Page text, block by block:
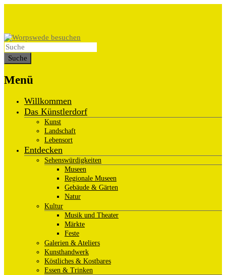
Menü
Willkommen
Das Künstlerdorf
Kunst
Landschaft
Lebensort
Entdecken
Sehenswürdigkeiten
Museen
Regionale Museen
Gebäude & Gärten
Natur
Kultur
Musik und Theater
Märkte
Feste
Galerien & Ateliers
Kunsthandwerk
Köstliches & Kostbares
Essen & Trinken